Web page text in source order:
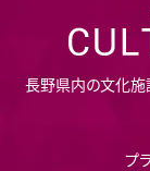
長野県内の文化施
プ